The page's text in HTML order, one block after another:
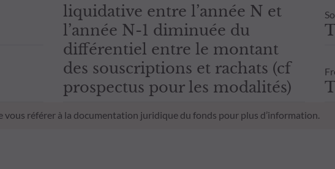
liquidative entre l’année N et
l’année N-1 diminuée du
différentiel entre le montant
des souscriptions et rachats (cf
prospectus pour les modalités)
référer à la documentation juridique du fonds pour plus d’information.